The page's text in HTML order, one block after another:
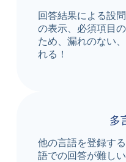
回答結果による設
の表示、必須項目
ため、漏れのない
れる！
多
他の言語を登録す
語での回答が難し